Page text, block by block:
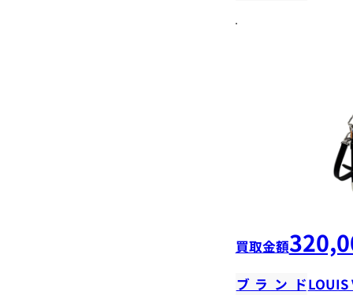
買取金額
ブランドLOUIS